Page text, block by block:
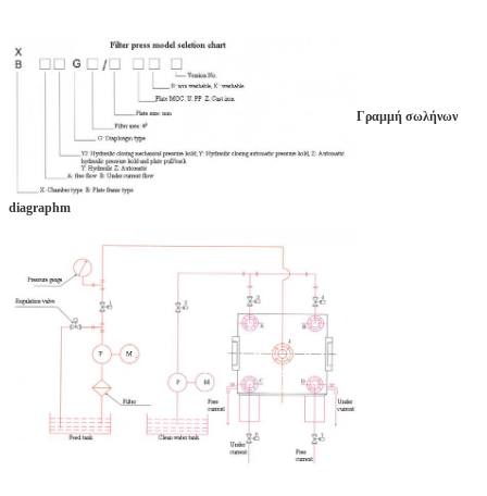
Γραμμή σωλήνων
diagraphm